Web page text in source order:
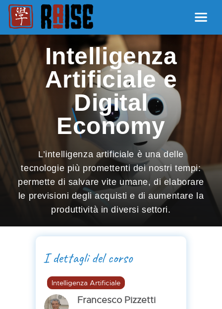
Intelligenza
Artificiale e
Digital
Economy
L’intelligenza artificiale è una delle
tecnologie più promettenti dei nostri tempi:
permette di salvare vite umane, di elaborare
le previsioni degli acquisti e di aumentare la
produttività in diversi settori.
I dettagli del corso
Intelligenza Artificiale
Francesco Pizzetti